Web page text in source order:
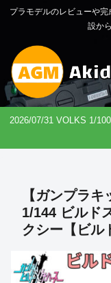
プラモデルのレビューや
設か
2026/07/31 VOLKS 1/
【ガンプラ
1/144 ビルド
クシー【ビル